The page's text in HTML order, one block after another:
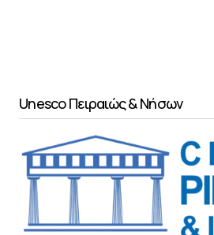
Unesco Πειραιώς & Νήσων